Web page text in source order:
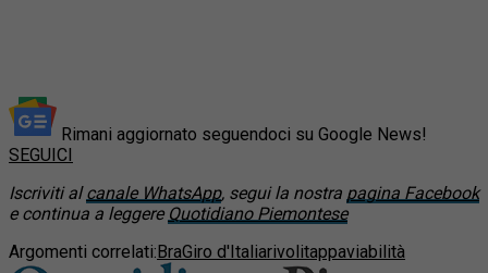
Rimani aggiornato seguendoci su Google News!
SEGUICI
Iscriviti alcanale WhatsApp, segui la nostra pagina Facebook
e continua a leggere Quotidiano Piemontese
Argomenti correlati:BraGiro d'Italiarivolitappaviabilità